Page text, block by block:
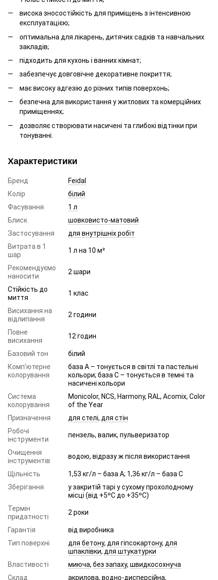
висока зносостійкість для приміщень з інтенсивною
експлуатацією;
оптимальна для лікарень, дитячих садків та навчальних
закладів;
підходить для кухонь і ванних кімнат;
забезпечує довговічне декоративне покриття;
має високу адгезію до різних типів поверхонь;
безпечна для використання у житлових та комерційних
приміщеннях;
дозволяє створювати насичені та глибокі відтінки при
тонуванні.
Характеристики
Бренд
Feidal
Колір
білий
Фасування
1 л
Блиск
шовковисто-матовий
Застосування
для внутрішніх робіт
Витрата в 1
шар
1 л на 10 м²
Рекомендуємо
наносити
2 шари
Стійкість до
миття
1 клас
Висихання на
відлипання
2 години
Повне
висихання
12 годин
Базовий тон
білий
Комп'ютерне
колорування
база А – тонується в світлі та пастельні
кольори; база С – тонується в темні та
насичені кольори
Система
колорування
Monicolor, NCS, Harmony, RAL, Acomix, Color
of the Year
Призначення
для стелі, для стін
Робочі
інструменти
пензель, валик, пульверизатор
Очищення
інструментів
водою, відразу ж після використання
Щільність
1,53 кг/л – база A; 1,36 кг/л – база C
Зберігання
у закритій тарі у сухому прохолодному
місці (від +5ºC до +35ºC)
Термін
придатності
2 роки
Гарантія
від виробника
Тип поверхні
для бетону, для гіпсокартону, для
шпаклівки, для штукатурки
Властивості
миюча, без запаху, швидкосохнуча
Склад
акрилова, водно-дисперсійна,